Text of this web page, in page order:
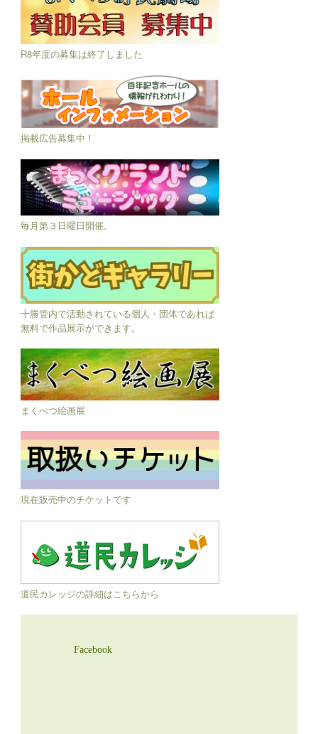
R8年度の募集は終了しました
掲載広告募集中！
毎月第３日曜日開催。
十勝管内で活動されている個人・団体であれば
無料で作品展示ができます。
まくべつ絵画展
現在販売中のチケットです
道民カレッジの詳細はこちらから
Facebook